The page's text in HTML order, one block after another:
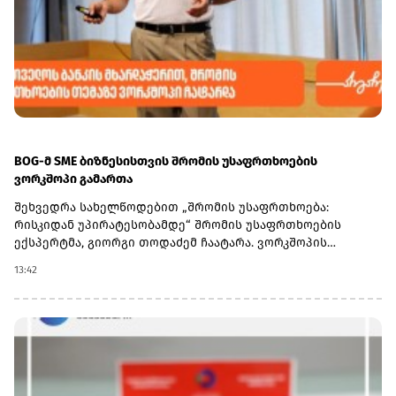
BOG-მ SME ბიზნესისთვის შრომის უსაფრთხოების
ვორკშოპი გამართა
შეხვედრა სახელწოდებით „შრომის უსაფრთხოება:
რისკიდან უპირატესობამდე“ შრომის უსაფრთხოების
ექსპერტმა, გიორგი თოდაძემ ჩაატარა. ვორკშოპის
სტანდარტების დანერგვა ბიზნესის მდგრადი
განვითარების, ფინანსური სტაბილურობისა და
რეპუტაციის გაძლიერების ინსტრუმენტად.ღონისძიებაზე
როგორიცაა უსაფრთხოების ეკონომიკა და ინვესტიციის
უკუგება (ROI); როგორ გადაიქცეს უსაფრთხოება ბიზნესის
13:42